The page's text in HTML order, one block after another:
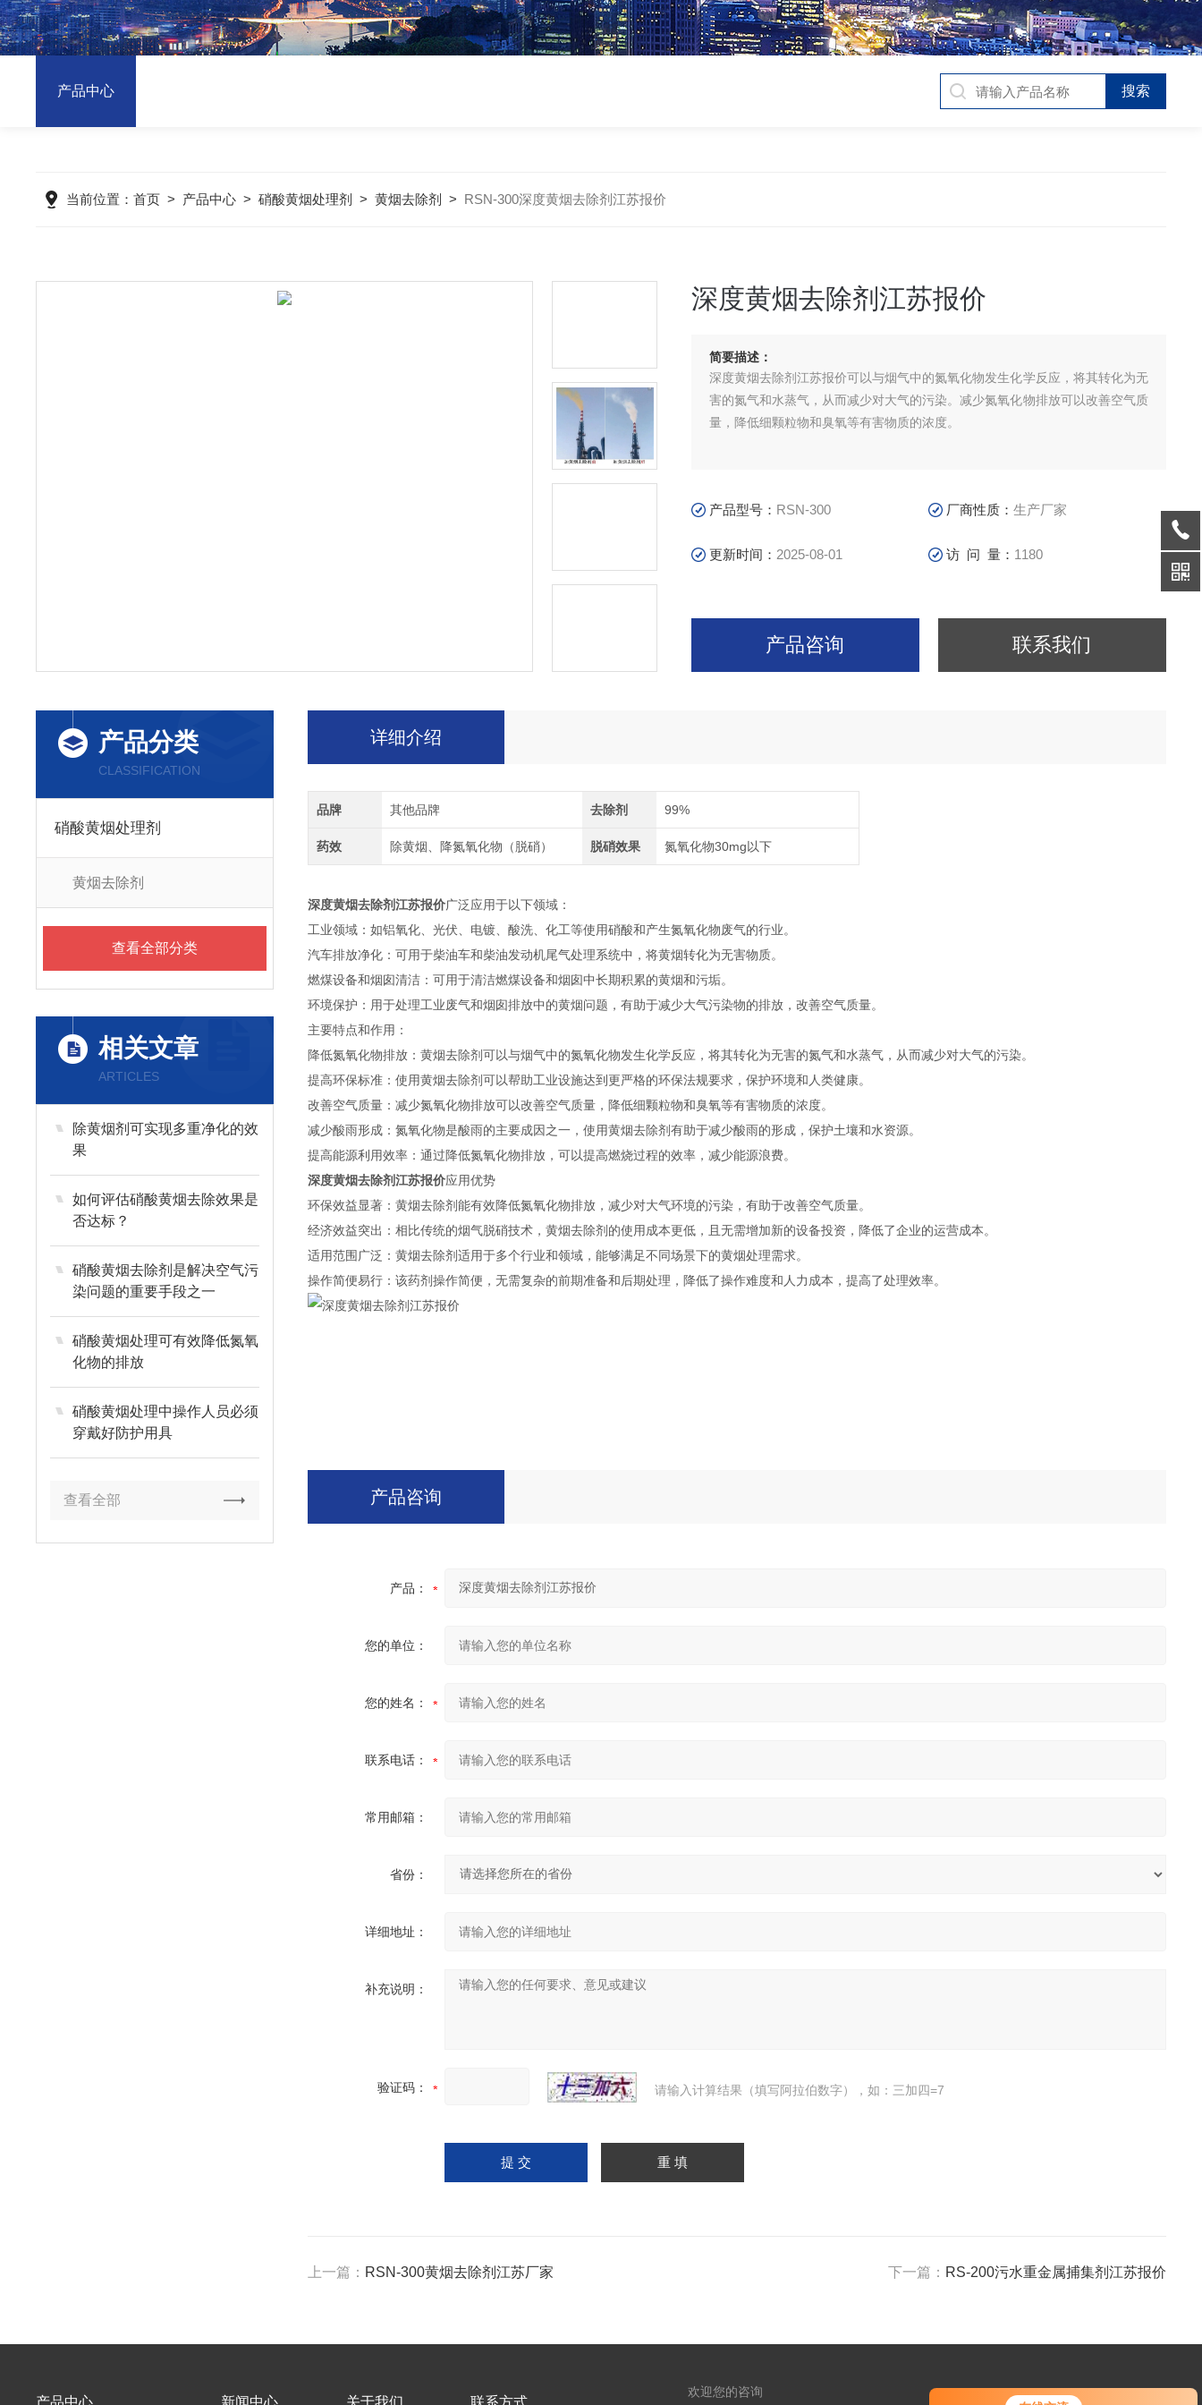
产品中心
当前位置：首页 > 产品中心 >硝酸黄烟处理剂 >黄烟去除剂 > RSN-300深度黄烟去除剂江苏报价
深度黄烟去除剂江苏报价
简要描述：
深度黄烟去除剂江苏报价可以与烟气中的氮氧化物发生化学反应，将其转化为无
害的氮气和水蒸气，从而减少对大气的污染。减少氮氧化物排放可以改善空气质
量，降低细颗粒物和臭氧等有害物质的浓度。
产品型号： RSN-300 厂商性质：生产厂家
更新时间： 2025-08-01 访 问 量： 1180
产品咨询 联系我们
产品分类
CLASSIFICATION
硝酸黄烟处理剂
黄烟去除剂
查看全部分类
相关文章
ARTICLES
除黄烟剂可实现多重净化的效
果
如何评估硝酸黄烟去除效果是
否达标？
硝酸黄烟去除剂是解决空气污
染问题的重要手段之一
硝酸黄烟处理可有效降低氮氧
化物的排放
硝酸黄烟处理中操作人员必须
穿戴好防护用具
查看全部
详细介绍
品牌 其他品牌 去除剂 99%
药效 除黄烟、降氮氧化物（脱硝） 脱硝效果 氮氧化物30mg以下
深度黄烟去除剂江苏报价广泛应用于以下领域：
工业领域：如铝氧化、光伏、电镀、酸洗、化工等使用硝酸和产生氮氧化物废气的行业。
汽车排放净化：可用于柴油车和柴油发动机尾气处理系统中，将黄烟转化为无害物质。
燃煤设备和烟囱清洁：可用于清洁燃煤设备和烟囱中长期积累的黄烟和污垢。
环境保护：用于处理工业废气和烟囱排放中的黄烟问题，有助于减少大气污染物的排放，改善空气质量。
主要特点和作用：
降低氮氧化物排放：黄烟去除剂可以与烟气中的氮氧化物发生化学反应，将其转化为无害的氮气和水蒸气，从而减少对大气的污染。
提高环保标准：使用黄烟去除剂可以帮助工业设施达到更严格的环保法规要求，保护环境和人类健康。
改善空气质量：减少氮氧化物排放可以改善空气质量，降低细颗粒物和臭氧等有害物质的浓度。
减少酸雨形成：氮氧化物是酸雨的主要成因之一，使用黄烟去除剂有助于减少酸雨的形成，保护土壤和水资源。
提高能源利用效率：通过降低氮氧化物排放，可以提高燃烧过程的效率，减少能源浪费。
深度黄烟去除剂江苏报价应用优势
环保效益显著：黄烟去除剂能有效降低氮氧化物排放，减少对大气环境的污染，有助于改善空气质量。
经济效益突出：相比传统的烟气脱硝技术，黄烟去除剂的使用成本更低，且无需增加新的设备投资，降低了企业的运营成本。
适用范围广泛：黄烟去除剂适用于多个行业和领域，能够满足不同场景下的黄烟处理需求。
操作简便易行：该药剂操作简便，无需复杂的前期准备和后期处理，降低了操作难度和人力成本，提高了处理效率。
产品咨询
产品：
您的单位：
您的姓名：
联系电话：
常用邮箱：
省份：
详细地址：
补充说明：
验证码： 请输入计算结果（填写阿拉伯数字），如：三加四=7
上一篇： RSN-300黄烟去除剂江苏厂家 下一篇： RS-200污水重金属捕集剂江苏报价
产品中心 新闻中心 关于我们 联系方式
欢迎您的咨询